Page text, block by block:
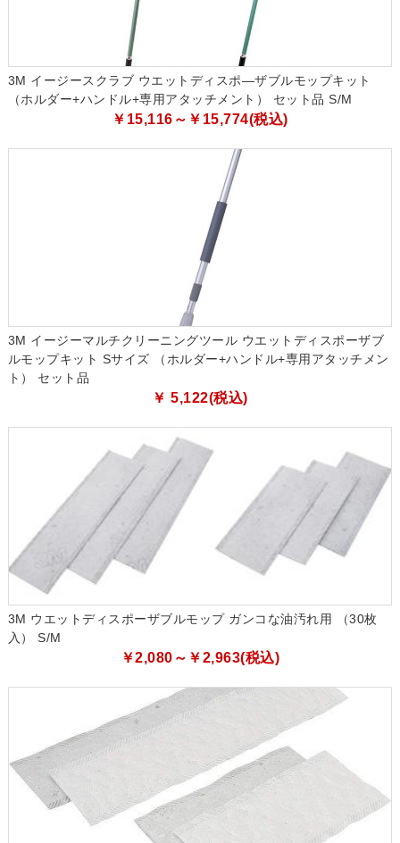
3M イージースクラブ ウエットディスポ―ザブルモップキット
（ホルダー+ハンドル+専用アタッチメント） セット品 S/M
￥15,116～￥15,774(税込)
3M イージーマルチクリーニングツール ウエットディスポーザブ
ルモップキット Sサイズ （ホルダー+ハンドル+専用アタッチメン
ト） セット品
￥ 5,122(税込)
3M ウエットディスポーザブルモップ ガンコな油汚れ用 （30枚
入） S/M
￥2,080～￥2,963(税込)